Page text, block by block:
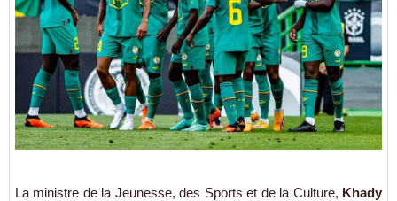
La ministre de la Jeunesse, des Sports et de la Culture, Khady